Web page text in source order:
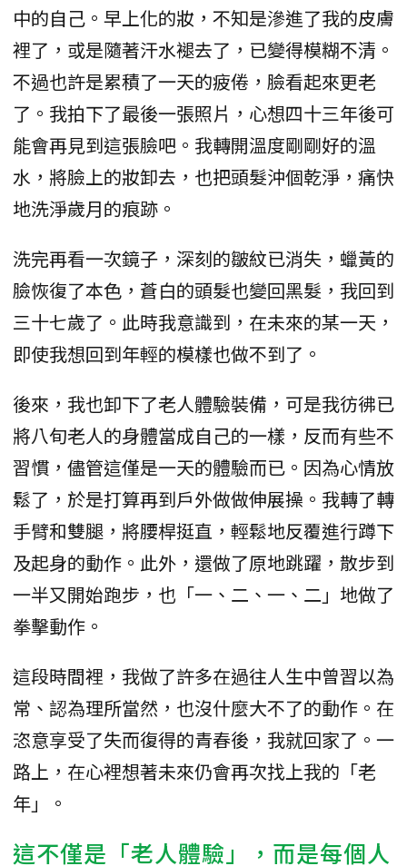
中的自己。早上化的妝，不知是滲進了我的皮膚
裡了，或是隨著汗水褪去了，已變得模糊不清。
不過也許是累積了一天的疲倦，臉看起來更老
了。我拍下了最後一張照片，心想四十三年後可
能會再見到這張臉吧。我轉開溫度剛剛好的溫
水，將臉上的妝卸去，也把頭髮沖個乾淨，痛快
地洗淨歲月的痕跡。
洗完再看一次鏡子，深刻的皺紋已消失，蠟黃的
臉恢復了本色，蒼白的頭髮也變回黑髮，我回到
三十七歲了。此時我意識到，在未來的某一天，
即使我想回到年輕的模樣也做不到了。
後來，我也卸下了老人體驗裝備，可是我彷彿已
將八旬老人的身體當成自己的一樣，反而有些不
習慣，儘管這僅是一天的體驗而已。因為心情放
鬆了，於是打算再到戶外做做伸展操。我轉了轉
手臂和雙腿，將腰桿挺直，輕鬆地反覆進行蹲下
及起身的動作。此外，還做了原地跳躍，散步到
一半又開始跑步，也「一、二、一、二」地做了
拳擊動作。
這段時間裡，我做了許多在過往人生中曾習以為
常、認為理所當然，也沒什麼大不了的動作。在
恣意享受了失而復得的青春後，我就回家了。一
路上，在心裡想著未來仍會再次找上我的「老
年」。
這不僅是「老人體驗」，而是每個人